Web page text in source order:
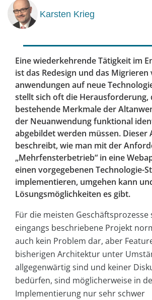
Karsten Krieg
Eine wiederkehrende Tätigkeit im
ist das ­Redesign und das
anwendungen auf neue
stellt sich oft die Herausforderung,
bestehende Merkmale der
der Neu­anwendung funktional
abgebildet werden müssen. ­Dieser
beschreibt, wie man mit der
„Mehrfensterbetrieb“ in eine
einen vor­gegebenen Technologie-
implementieren, umgehen kann
Lösungsmöglichkeiten es gibt.
Für die meisten Geschäftsprozesse
eingangs beschriebene Projekt
auch kein Problem dar, aber
bisherigen Architektur unter
allgegenwärtig sind und keiner
bedürfen, sind möglicherweise in
Implementierung nur sehr schwer